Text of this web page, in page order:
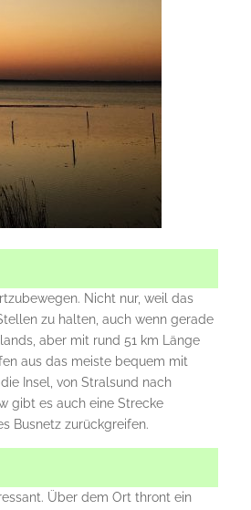
Nicht nur, weil das
zu halten, auch wenn gerade
aber mit rund 51 km Länge
aus das meiste bequem mit
Insel, von Stralsund nach
gibt es auch eine Strecke
Busnetz zurückgreifen.
Über dem Ort thront ein